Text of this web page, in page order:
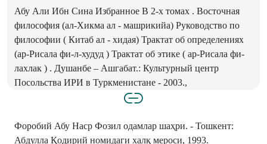
Абу Али Ибн Сина Избранное В 2-х томах . Восточная
философия (ал-Хикма ал - машрикийа) Руководство по
философии ( Китаб ал - хидая) Трактат об определениях
(ар-Рисала фи-л-худуд ) Трактат об этике ( ар-Рисала фи-
лахлак ) . Душанбе – Ашгабат.: Культурный центр
Посольства ИРИ в Туркменистане - 2003.,
Форобий Абу Наср Фозил одамлар шаҳри. - Тошкент:
Абдулла Қодирий номидаги халқ мероси, 1993.